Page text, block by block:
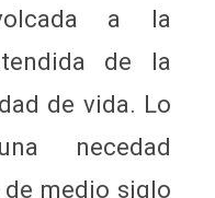
a la
de la
de vida. Lo
necedad
de medio siglo